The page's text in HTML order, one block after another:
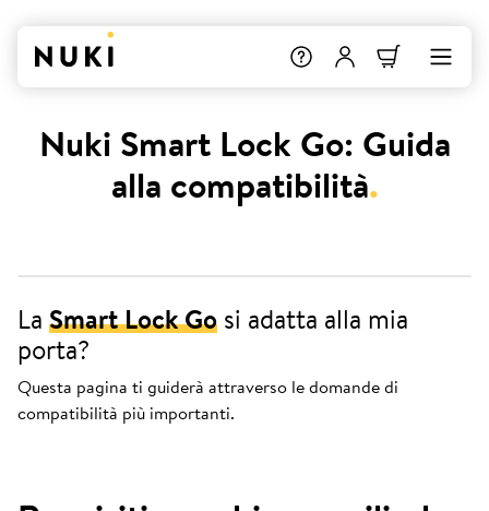
Nuki Smart Lock Go: Guida
alla compatibilità.
La Smart Lock Go si adatta alla mia
porta?
Questa pagina ti guiderà attraverso le domande di
compatibilità più importanti.